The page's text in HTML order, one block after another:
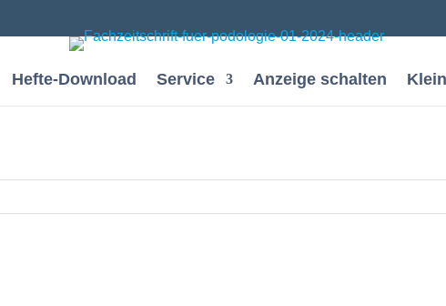
Hefte-Download Service Anzeige schalten